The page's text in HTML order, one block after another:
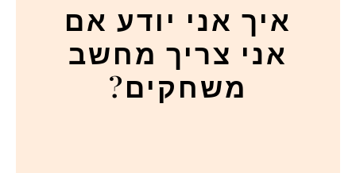
איך אני יודע אם
אני צריך מחשב
משחקים?